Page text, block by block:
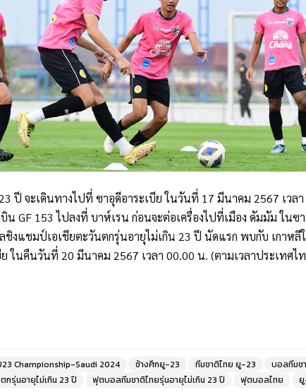
ปี จะเดินทางไปที่ ซาอุดีอาระเบีย ในวันที่ 17 มีนาคม 2567 เวลา
GF 153 ไปลงที่ บาห์เรน ก่อนจะต่อเครื่องไปที่เมือง ดัมมัม ในซ
งแชมป์เอเชียตะวันตกรุ่นอายุไม่เกิน 23 ปี นัดแรก พบกับ เกาหลี
ย ในคืนวันที่ 20 มีนาคม 2567 เวลา 00.00 น. (ตามเวลาประเทศไ
Championship-Saudi 2024 ช้างศึกยู-23 ทีมชาติไทย ยู-23 บอลทีมช
รุ่นอายุไม่เกิน 23 ปี
ฟุตบอลทีมชาติไทยรุ่นอายุไม่เกิน 23 ปี ฟุตบอลไทย